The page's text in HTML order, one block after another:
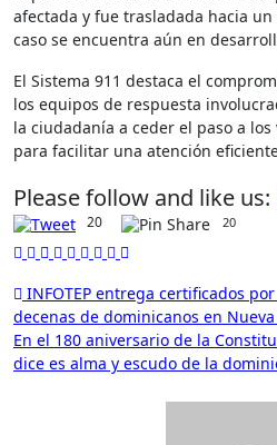
afectada y fue trasladada hacia
caso se encuentra aún en
El Sistema 911 destaca el
los equipos de respuesta
la ciudadanía a ceder el paso a
para facilitar una atención
Please follow and like us:
20
20
INFOTEP entrega certificados
decenas de dominicanos en Nueva
En el 180 aniversario de la
dice es alma y escudo de la